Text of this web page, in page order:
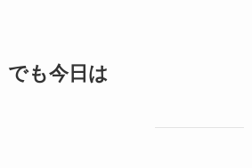
でも今日は